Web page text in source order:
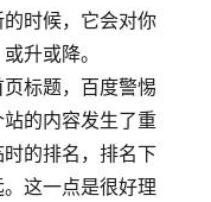
时候，它会对你
升或降。
标题，百度警惕
的内容发生了重
的排名，排名下
这一点是很好理